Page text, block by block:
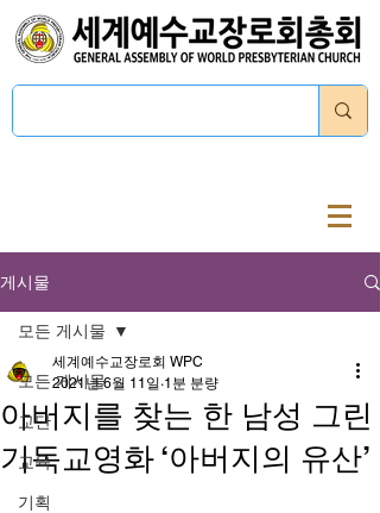
게시물
모든 게시물
교단
교육
기획
모든 게시물
아버지를 찾는 한 남성 그린
기독교영화 ‘아버지의 유산’
세계예수교장로회 WPC
2021년 6월 11일 1분 분량